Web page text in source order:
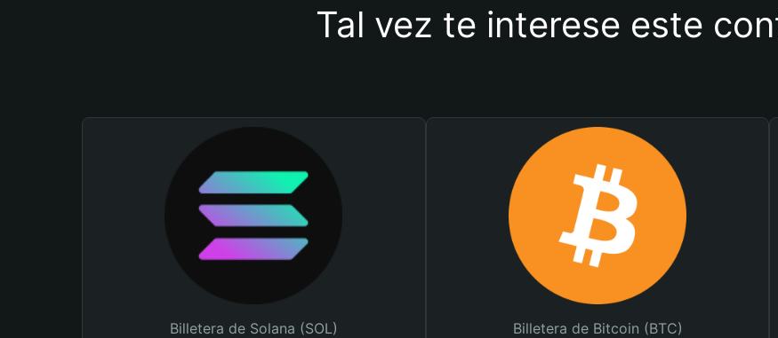
Tal vez te interese este
Billetera de Solana (SOL) Billetera de Bitcoin (BTC)